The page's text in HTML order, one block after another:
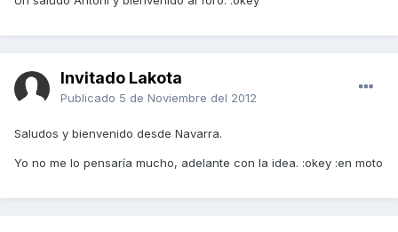
Invitado Lakota
Publicado 5 de Noviembre del 2012
Saludos y bienvenido desde Navarra.
Yo no me lo pensaría mucho, adelante con la idea. :okey :en moto